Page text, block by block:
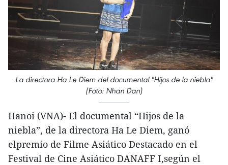
La directora Ha Le Diem del documental "Hijos de la niebla"
(Foto: Nhan Dan)
Hanoi (VNA)- El documental “Hijos de la
niebla”, de la directora Ha Le Diem, ganó
elpremio de Filme Asiático Destacado en el
Festival de Cine Asiático DANAFF I,según el